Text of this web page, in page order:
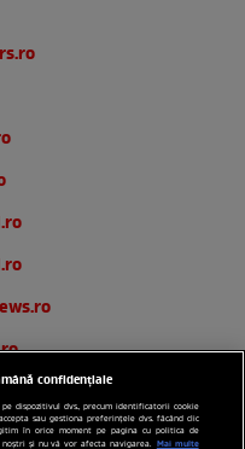
confidențiale
dispozitivul dvs., precum identificatorii cookie
sau gestiona preferințele dvs. făcând clic
în orice moment pe pagina cu politica de
și nu vă vor afecta navigarea. Mai multe